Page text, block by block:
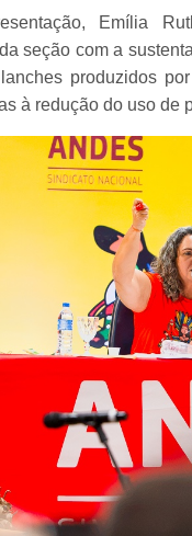
Emília
seção com a
produzidos
à redução do uso de